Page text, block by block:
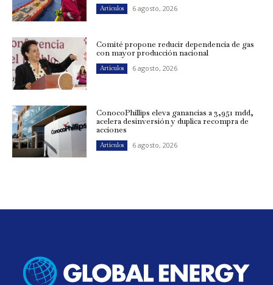
Artículos 6 agosto, 2026
Comité propone reducir dependencia de gas
con mayor producción nacional
Artículos 6 agosto, 2026
ConocoPhillips eleva ganancias a 3,951 mdd,
acelera desinversión y duplica recompra de
acciones
Artículos 6 agosto, 2026